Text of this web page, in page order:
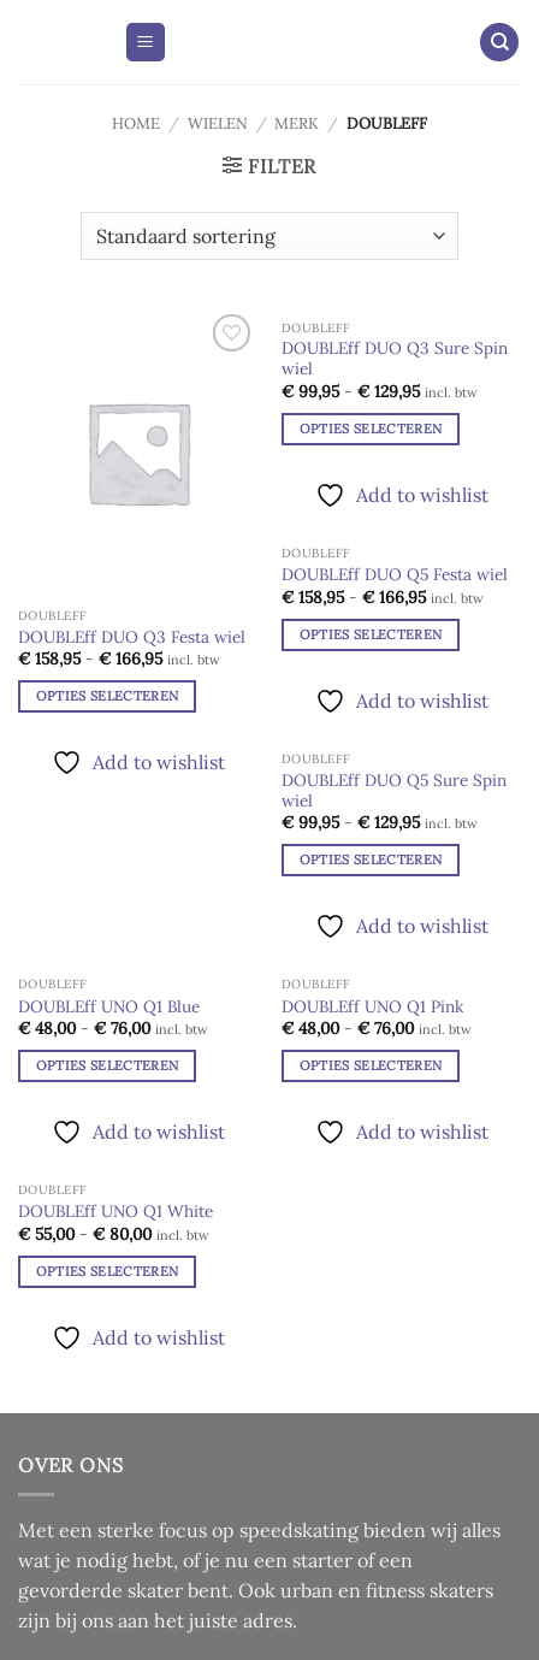
HOME / WIELEN / MERK / DOUBLEFF
FILTER
DOUBLEFF
DOUBLEff DUO Q3 Festa wiel
€158,95 - €166,95Prijsklasse:
tot
€ 166,95
incl. btw
OPTIES SELECTEREN
product
op
de
productpagina
Add to wishlist
wishlist
DOUBLEFF
DOUBLEff DUO Q3 Sure Spin
wiel
€99,95 - €129,95Prijsklasse:
€ 99,95
tot
€ 129,95
incl. btw
OPTIES SELECTEREN
product
variaties.
Deze
optie
kan
gekozen
productpagina
Add to wishlist
Add to
DOUBLEFF
DOUBLEff DUO Q5 Festa wiel
€158,95 - €166,95Prijsklasse:
€ 158,95
tot
€ 166,95
incl. btw
OPTIES SELECTEREN
product
variaties.
Deze
optie
kan
gekozen
Add to wishlist
wishlist
DOUBLEFF
DOUBLEff DUO Q5 Sure Spin
wiel
€99,95 - €129,95Prijsklasse:
€ 99,95
tot
€ 129,95
incl. btw
OPTIES SELECTEREN
product
variaties.
Deze
optie
kan
gekozen
Add to wishlist
Add to
DOUBLEFF
DOUBLEff UNO Q1 Blue
€48,00 - €76,00Prijsklasse:
€ 48,00
tot
€ 76,00
incl. btw
OPTIES SELECTEREN
product
variaties.
Deze
optie
kan
gekozen
Add to wishlist
Add to
DOUBLEFF
DOUBLEff UNO Q1 Pink
€48,00 - €76,00Prijsklasse:
€ 48,00
tot
€ 76,00
incl. btw
OPTIES SELECTEREN
product
Add to wishlist
Add to
DOUBLEFF
DOUBLEff UNO Q1 White
€55,00 - €80,00Prijsklasse:
€ 55,00
tot
€ 80,00
incl. btw
OPTIES SELECTEREN
product
kan
gekozen
worden
productpagina
Add to wishlist
OVER ONS
Met een sterke focus op speedskating bieden wij alles
wat je nodig hebt, of je nu een starter of een
gevorderde skater bent. Ook urban en fitness skaters
zijn bij ons aan het juiste adres.